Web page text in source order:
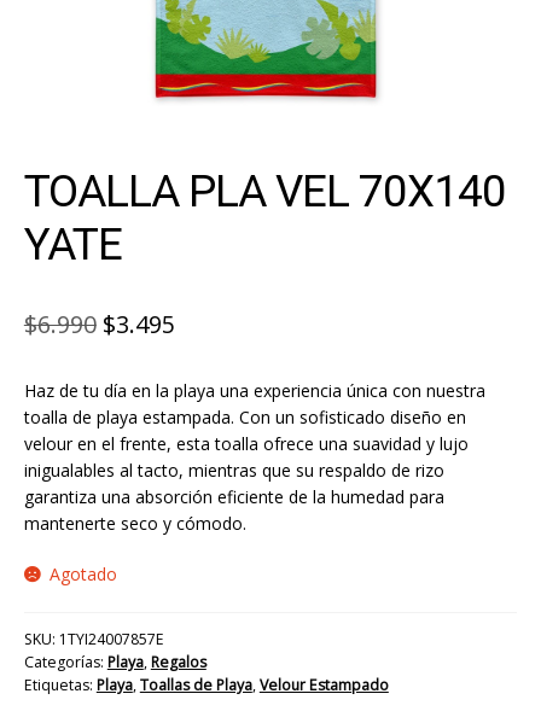
TOALLA PLA VEL 70X140
YATE
$6.990 El
original
era:
$6.990.
$3.495El
actual
es:
$3.495.
Haz de tu día en la playa una experiencia única con nuestra
toalla de playa estampada. Con un sofisticado diseño en
velour en el frente, esta toalla ofrece una suavidad y lujo
inigualables al tacto, mientras que su respaldo de rizo
garantiza una absorción eficiente de la humedad para
mantenerte seco y cómodo.
Agotado
SKU: 1TYI24007857E
Categorías: Playa,Regalos
Etiquetas: Playa,Toallas de Playa,Velour Estampado